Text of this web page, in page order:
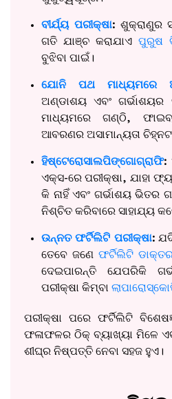
ବୀର୍ଯ୍ୟ ପରୀକ୍ଷା:ଶୁକ୍ରାଣୁର
ଗତି ଯାଞ୍ଚ କରାଯାଏ ପୁରୁଷ
ବୁଝିବା ପାଇଁ।
ଯୋନି ପଥ ମାଧ୍ୟମରେ
ଅଣ୍ଡାଶୟ ଏବଂ
ମାଧ୍ୟମରେ ଗଣ୍ଠି,
ଆବରଣର ଅସାମାନ୍ୟତା
ହିଷ୍ଟେରୋସାଲପିଙ୍ଗୋଗ୍ରାଫି:
ଏକ୍ସ-ରେ ପରୀକ୍ଷା, ଯାହା
କି ନାହିଁ ଏବଂ ଗର୍ଭାଶୟ ଭିତର
ନିଶ୍ଚିତ କରିବାରେ ସାହାଯ୍ୟ
ଉନ୍ନତ ଫର୍ଟିଲିଟି ପରୀକ୍ଷା:ଯଦି
ତେବେ ଜଣେ ଫର୍ଟିଲିଟି
ଦେଇପାରନ୍ତି ଯେପରିକି
ପରୀକ୍ଷା କିମ୍ବା
ପରୀକ୍ଷା ପରେ ଫର୍ଟିଲିଟି
ଫଳାଫଳର ଠିକ୍ ବ୍ୟାଖ୍ୟା ମିଳେ
ଶୀଘ୍ର ନିଷ୍ପତ୍ତି ନେବା ସହଜ ହୁଏ।